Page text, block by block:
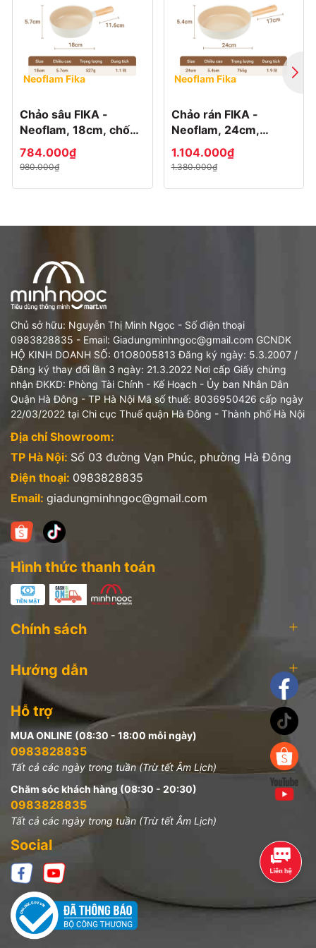
của hãng tại Việt Nam
✔️ Sản phẩm được kiểm tra cẩn thận trước khi đóng
gói và giao cho Quý Khách
🙏 SHOP GIA DỤNG TIỆN ÍCH MINH NGỌC xin cảm ơn
Hãy chat cho chúng tôi nếu bạn cần thêm thông tin gì
Tên sản phẩm:Nồi sâu (quánh) Neoflam Fika 18cm
Jijeong-myeon, Korea
NK&PP: Công ty cổ phần Vifami
Địa chỉ:số 44 đường Lê Văn Lương, phường Nhân
Chính, quận Thanh Xuân, TP Hà Nội, Việt Nam
Tên sản phẩm:Chảo chiên Neoflam Fika 24cm
Nhà sản xuất:
Neoflam Inc
Địa chỉ:Gieoprdosi-ro, Gangwon-do, Wonju-si,
Jijeong-myeon, Korea
NK&PP: Công ty cổ phần Vifami
Địa chỉ:số 44 đường Lê Văn Lương, phường Nhân
Chính, quận Thanh Xuân, TP Hà Nội, Việt Nam
Neoflam Fika
Chảo sâu FIKA -
Neoflam, 18cm, chống
dính, đế từ
784.000₫
980.000₫
Neoflam Fika
Chảo rán FIKA -
Neoflam, 24cm,
chống dính, đế từ
1.104.000₫
1.380.000₫
Chủ sở hữu: Nguyễn Thị Minh Ngọc - Số điện thoại
0983828835 - Email: Giadungminhngoc@gmail.com GCNDK
HỘ KINH DOANH SỐ: 01O8005813 Đăng ký ngày: 5.3.2007 /
Đăng ký thay đổi lần 3 ngày: 21.3.2022 Nơi cấp Giấy chứng
nhận ĐKKD: Phòng Tài Chính - Kế Hoạch - Ủy ban Nhân Dân
Quận Hà Đông - TP Hà Nội Mã số thuế: 8036950426 cấp ngày
22/03/2022 tại Chi cục Thuế quận Hà Đông - Thành phố Hà Nội
Địa chỉ Showroom:
TP Hà Nội: Số 03 đường Vạn Phúc, phường Hà Đông
Điện thoại: 0983828835
Email: giadungminhngoc@gmail.com
Hình thức thanh toán
Chính sách
Hướng dẫn
Hỗ trợ
MUA ONLINE (08:30 - 18:00 mỗi ngày)
0983828835
Tất cả các ngày trong tuần (Trừ tết Âm Lịch)
Chăm sóc khách hàng (08:30 - 20:30)
0983828835
Tất cả các ngày trong tuần (Trừ tết Âm Lịch)
Social